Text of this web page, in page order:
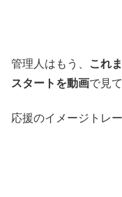
管理人はもう、
これ
スタートを動画で見て
応援のイメージトレ